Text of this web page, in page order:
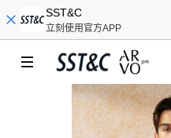
SST&C
立刻使用官方APP